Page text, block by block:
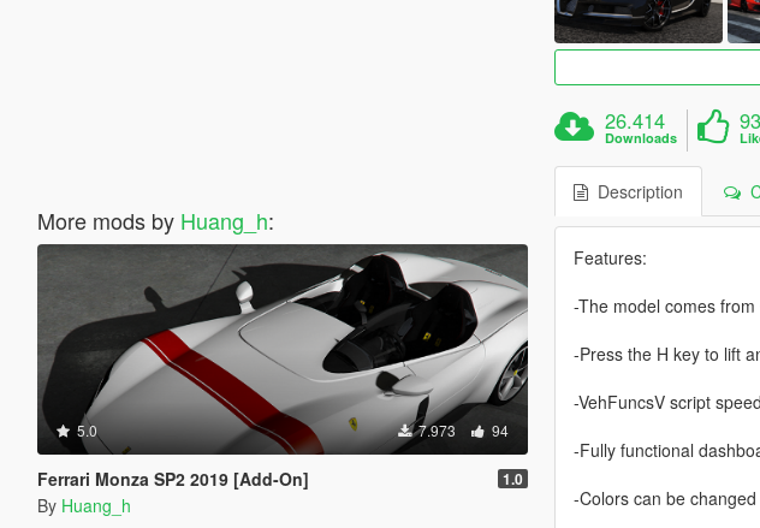
More mods by Huang_h:
5.0 7.973 94
Ferrari Monza SP2 2019 [Add-On] 1.0
By Huang_h
26.414
Downloads
93
Description
Features:
-The model comes from
-Press the H key to lift
-VehFuncsV script
-Fully functional
-Colors can be